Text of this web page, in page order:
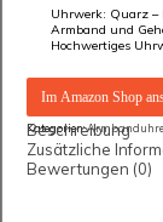
Uhrwerk: Quarz –
Armband und
Hochwertiges
Im Amazon Shop
Kategorien:
Beschreibung
Zusätzliche
Bewertungen (0)